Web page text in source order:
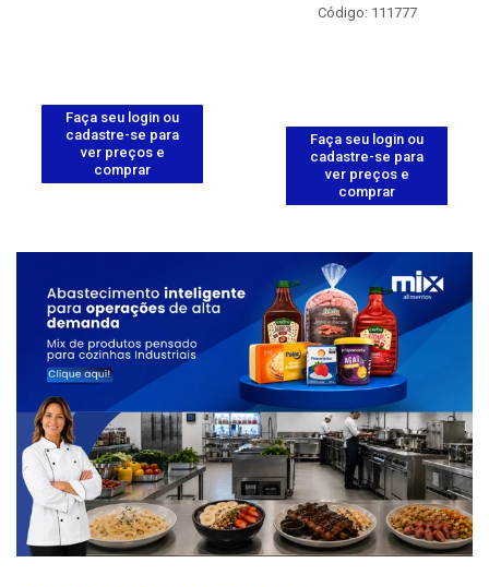
Faça seu login ou
cadastre-se para
ver preços e
comprar
Código: 111777
Faça seu login ou
cadastre-se para
ver preços e
comprar